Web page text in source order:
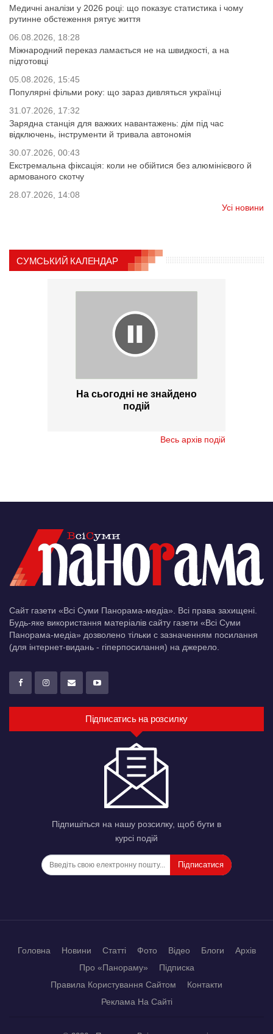
Медичні аналізи у 2026 році: що показує статистика і чому
рутинне обстеження рятує життя
06.08.2026, 18:28
Міжнародний переказ ламається не на швидкості, а на
підготовці
05.08.2026, 15:45
Популярні фільми року: що зараз дивляться українці
31.07.2026, 17:32
Зарядна станція для важких навантажень: дім під час
відключень, інструменти й тривала автономія
30.07.2026, 00:43
Екстремальна фіксація: коли не обійтися без алюмінієвого й
армованого скотчу
28.07.2026, 14:08
Усі новини
СУМСЬКИЙ КАЛЕНДАР
На сьогодні не знайдено
подій
Весь архів подій
Сайт газети «Всі Суми Панорама-медіа». Всі права захищені.
Будь-яке використання матеріалів сайту газети «Всі Суми
Панорама-медіа» дозволено тільки c зазначенням посилання
(для інтернет-видань - гіперпосилання) на джерело.
Підписатись на розсилку
Підпишіться на нашу розсилку, щоб бути в
курсі подій
Підписатися
Головна Новини Статті Фото Відео Блоги
Архів
Про «Панораму»
Підписка
Правила Користування Сайтом
Контакти
Реклама На Сайті